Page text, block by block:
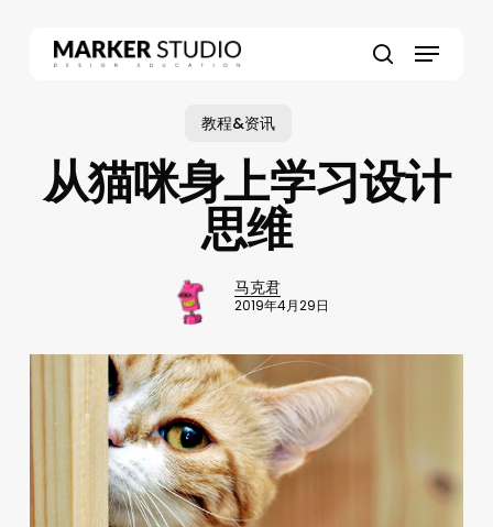
Menu
教程&资讯
从猫咪身上学习设计
思维
马克君
2019年4月29日